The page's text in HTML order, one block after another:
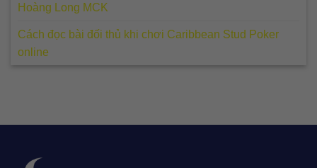
Hoàng Long MCK
Cách đọc bài đối thủ khi chơi Caribbean Stud Poker
online